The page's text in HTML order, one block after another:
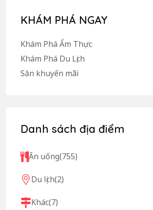
KHÁM PHÁ NGAY
Khám Phá Ẩm Thực
Khám Phá Du Lịch
Săn khuyến mãi
Danh sách địa điểm
Ăn uống(755)
Du lịch(2)
Khác(7)